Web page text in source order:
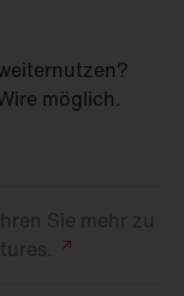
möglich.
Sie mehr zu